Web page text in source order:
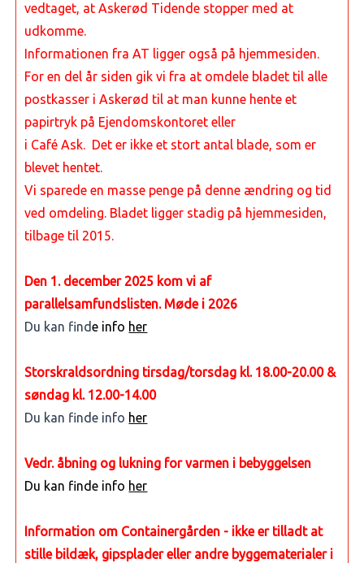
vedtaget, at Askerød Tidende stopper med at
udkomme.
Informationen fra AT ligger også på hjemmesiden.
For en del år siden gik vi fra at omdele bladet til alle
postkasser i Askerød til at man kunne hente et
papirtryk på Ejendomskontoret eller
i Café Ask. Det er ikke et stort antal blade, som er
blevet hentet.
Vi sparede en masse penge på denne ændring og tid
ved omdeling. Bladet ligger stadig på hjemmesiden,
tilbage til 2015.
Den 1. december 2025 kom vi af
parallelsamfundslisten. Møde i 2026
Du kan finde info her
Storskraldsordning tirsdag/torsdag kl. 18.00-20.00 &
søndag kl. 12.00-14.00
Du kan finde info her
Vedr. åbning og lukning for varmen i bebyggelsen
Du kan finde info her
Information om Containergården - ikke er tilladt at
stille bildæk, gipsplader eller andre byggematerialer i